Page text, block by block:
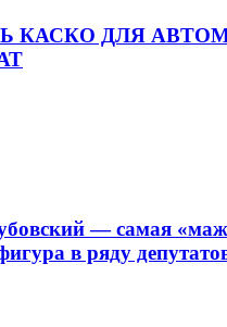
КАСКО ДЛЯ
— самая
в ряду